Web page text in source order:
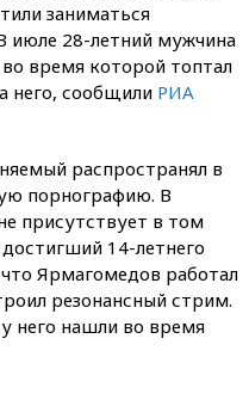
заниматься
июле 28-летний мужчина
время которой топтал
него, сообщили РИА
распространял в
порнографию. В
присутствует в том
14-летнего
Ярмагомедов работал
резонансный стрим.
него нашли во время